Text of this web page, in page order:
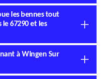
les bennes tout
67290 et les
à Wingen Sur